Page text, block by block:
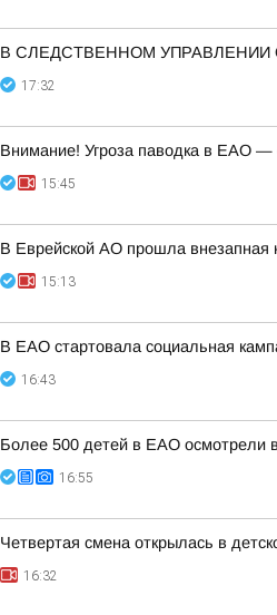
В СЛЕДСТВЕННОМ УПРАВЛЕНИИ
17:32
Внимание! Угроза паводка в ЕАО —
15:45
В Еврейской АО прошла внезапная
15:13
В ЕАО стартовала социальная
16:43
Более 500 детей в ЕАО осмотрели
16:55
Четвертая смена открылась в
16:32